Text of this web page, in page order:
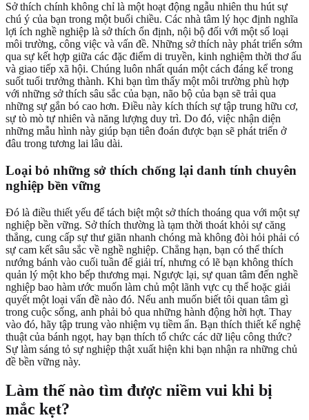
Sở thích chính không chỉ là một hoạt động ngẫu nhiên thu hút sự
chú ý của bạn trong một buổi chiều. Các nhà tâm lý học định nghĩa
lợi ích nghề nghiệp là sở thích ổn định, nội bộ đối với một số loại
môi trường, công việc và vấn đề. Những sở thích này phát triển sớm
qua sự kết hợp giữa các đặc điểm di truyền, kinh nghiệm thời thơ ấu
và giao tiếp xã hội. Chúng luôn nhất quán một cách đáng kể trong
suốt tuổi trưởng thành. Khi bạn tìm thấy một môi trường phù hợp
với những sở thích sâu sắc của bạn, não bộ của bạn sẽ trải qua
những sự gắn bó cao hơn. Điều này kích thích sự tập trung hữu cơ,
sự tò mò tự nhiên và năng lượng duy trì. Do đó, việc nhận diện
những mẫu hình này giúp bạn tiên đoán được bạn sẽ phát triển ở
đâu trong tương lai lâu dài.
Loại bỏ những sở thích chống lại danh tính chuyên
nghiệp bền vững
Đó là điều thiết yếu để tách biệt một sở thích thoáng qua với một sự
nghiệp bền vững. Sở thích thường là tạm thời thoát khỏi sự căng
thẳng, cung cấp sự thư giãn nhanh chóng mà không đòi hỏi phải có
sự cam kết sâu sắc về nghề nghiệp. Chẳng hạn, bạn có thể thích
nướng bánh vào cuối tuần để giải trí, nhưng có lẽ bạn không thích
quản lý một kho bếp thương mại. Ngược lại, sự quan tâm đến nghề
nghiệp bao hàm ước muốn làm chủ một lãnh vực cụ thể hoặc giải
quyết một loại vấn đề nào đó. Nếu anh muốn biết tôi quan tâm gì
trong cuộc sống, anh phải bỏ qua những hành động hời hợt. Thay
vào đó, hãy tập trung vào nhiệm vụ tiềm ẩn. Bạn thích thiết kế nghệ
thuật của bánh ngọt, hay bạn thích tổ chức các dữ liệu công thức?
Sự làm sáng tỏ sự nghiệp thật xuất hiện khi bạn nhận ra những chủ
đề bền vững này.
Làm thế nào tìm được niềm vui khi bị
mắc kẹt?